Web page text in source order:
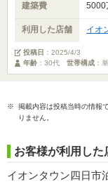
建築費 5000
利用した店舗 イオ
投稿日 ： 2025/4/3
年齢 ：30代 世帯構成 ：
※ 掲載内容は投稿当時の情報
りません。
お客様が利用した
イオンタウン四日市